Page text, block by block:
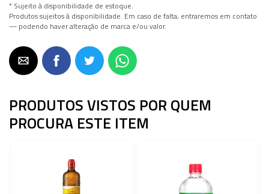
* Sujeito à disponibilidade de estoque.
Produtos sujeitos à disponibilidade. Em caso de falta, entraremos em contato
— podendo haver alteração de marca e/ou valor.
PRODUTOS VISTOS POR QUEM
PROCURA ESTE ITEM